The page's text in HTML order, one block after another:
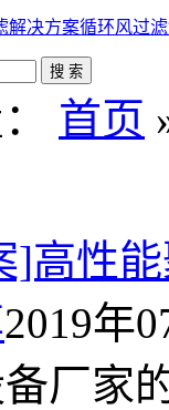
解决方案循环风过
搜 索
首页
]高性
2019年
厂家